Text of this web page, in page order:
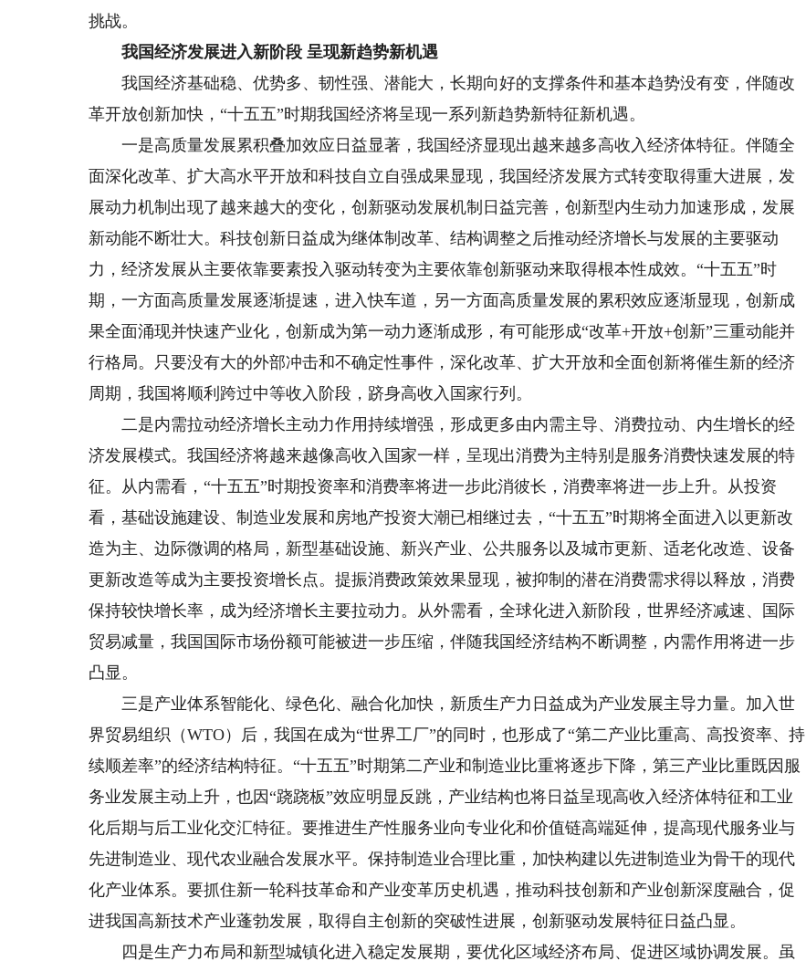
挑战。
我国经济发展进入新阶段 呈现新趋势新机遇
我国经济基础稳、优势多、韧性强、潜能大，长期向好的支撑条件和基本趋势没有变，伴随改
革开放创新加快，“十五五”时期我国经济将呈现一系列新趋势新特征新机遇。
一是高质量发展累积叠加效应日益显著，我国经济显现出越来越多高收入经济体特征。伴随全
面深化改革、扩大高水平开放和科技自立自强成果显现，我国经济发展方式转变取得重大进展，发
展动力机制出现了越来越大的变化，创新驱动发展机制日益完善，创新型内生动力加速形成，发展
新动能不断壮大。科技创新日益成为继体制改革、结构调整之后推动经济增长与发展的主要驱动
力，经济发展从主要依靠要素投入驱动转变为主要依靠创新驱动来取得根本性成效。“十五五”时
期，一方面高质量发展逐渐提速，进入快车道，另一方面高质量发展的累积效应逐渐显现，创新成
果全面涌现并快速产业化，创新成为第一动力逐渐成形，有可能形成“改革+开放+创新”三重动能并
行格局。只要没有大的外部冲击和不确定性事件，深化改革、扩大开放和全面创新将催生新的经济
周期，我国将顺利跨过中等收入阶段，跻身高收入国家行列。
二是内需拉动经济增长主动力作用持续增强，形成更多由内需主导、消费拉动、内生增长的经
济发展模式。我国经济将越来越像高收入国家一样，呈现出消费为主特别是服务消费快速发展的特
征。从内需看，“十五五”时期投资率和消费率将进一步此消彼长，消费率将进一步上升。从投资
看，基础设施建设、制造业发展和房地产投资大潮已相继过去，“十五五”时期将全面进入以更新改
造为主、边际微调的格局，新型基础设施、新兴产业、公共服务以及城市更新、适老化改造、设备
更新改造等成为主要投资增长点。提振消费政策效果显现，被抑制的潜在消费需求得以释放，消费
保持较快增长率，成为经济增长主要拉动力。从外需看，全球化进入新阶段，世界经济减速、国际
贸易减量，我国国际市场份额可能被进一步压缩，伴随我国经济结构不断调整，内需作用将进一步
凸显。
三是产业体系智能化、绿色化、融合化加快，新质生产力日益成为产业发展主导力量。加入世
界贸易组织（WTO）后，我国在成为“世界工厂”的同时，也形成了“第二产业比重高、高投资率、持
续顺差率”的经济结构特征。“十五五”时期第二产业和制造业比重将逐步下降，第三产业比重既因服
务业发展主动上升，也因“跷跷板”效应明显反跳，产业结构也将日益呈现高收入经济体特征和工业
化后期与后工业化交汇特征。要推进生产性服务业向专业化和价值链高端延伸，提高现代服务业与
先进制造业、现代农业融合发展水平。保持制造业合理比重，加快构建以先进制造业为骨干的现代
化产业体系。要抓住新一轮科技革命和产业变革历史机遇，推动科技创新和产业创新深度融合，促
进我国高新技术产业蓬勃发展，取得自主创新的突破性进展，创新驱动发展特征日益凸显。
四是生产力布局和新型城镇化进入稳定发展期，要优化区域经济布局、促进区域协调发展。虽